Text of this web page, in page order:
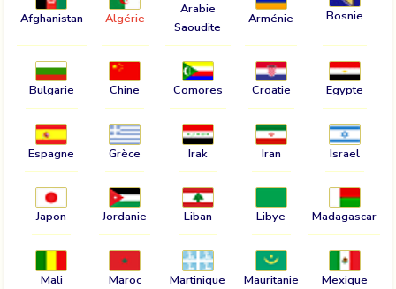
Afghanistan Algérie
Arabie
Saoudite
Arménie Bosnie
Bulgarie Chine Comores Croatie Egypte
Espagne Grèce Irak Iran Israel
Japon Jordanie Liban Libye Madagascar
Mali Maroc Martinique Mauritanie Mexique